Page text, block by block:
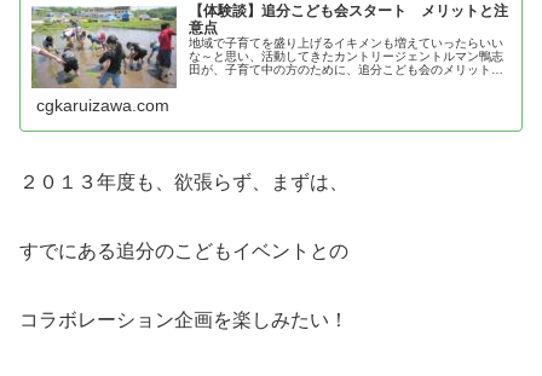
【体験談】追分こども会スタート メリットと注
意点
地域で子育てを盛り上げるイキメンも増えていったらいい
な～と思い、活動してきたカントリージェントルマン鴨志
田が、子育て中の方のために、追分こども会のメリットと
cgkaruizawa.com
２０１３年度も、欲張らず、まずは、
すでにある追分のこどもイベントとの
コラボレーション企画を楽しみたい！